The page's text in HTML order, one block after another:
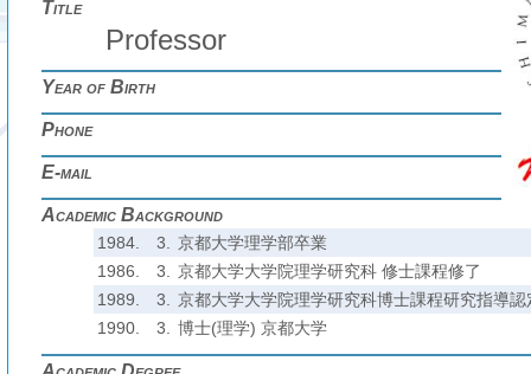
Title
Professor
Year of Birth
Phone
E-mail
Academic Background
1984. 3.
京都大学理学部卒業
1986.
3.
京都大学大学院理学研究科 修士課程修了
1989.
3.
京都大学大学院理学研究科博士課程研究指導認
1990.
3. 博士(理学) 京都大学